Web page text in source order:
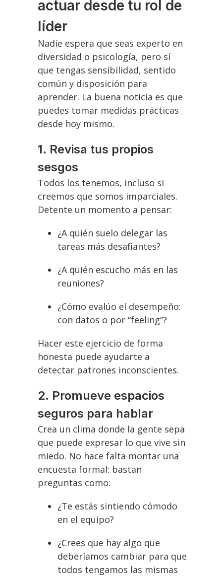
actuar desde tu rol de
líder
Nadie espera que seas experto en
diversidad o psicología, pero sí
que tengas sensibilidad, sentido
común y disposición para
aprender. La buena noticia es que
puedes tomar medidas prácticas
desde hoy mismo.
1. Revisa tus propios
sesgos
Todos los tenemos, incluso si
creemos que somos imparciales.
Detente un momento a pensar:
¿A quién suelo delegar las
tareas más desafiantes?
¿A quién escucho más en las
reuniones?
¿Cómo evalúo el desempeño:
con datos o por “feeling”?
Hacer este ejercicio de forma
honesta puede ayudarte a
detectar patrones inconscientes.
2. Promueve espacios
seguros para hablar
Crea un clima donde la gente sepa
que puede expresar lo que vive sin
miedo. No hace falta montar una
encuesta formal: bastan
preguntas como:
¿Te estás sintiendo cómodo
en el equipo?
¿Crees que hay algo que
deberíamos cambiar para que
todos tengamos las mismas